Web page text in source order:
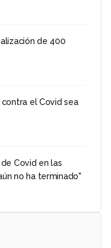
de 400
contra el Covid sea
Covid en las
no ha terminado"